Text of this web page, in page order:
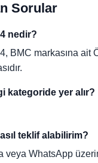
Sorular
nedir?
BMC markasına ait
kategoride yer alır?
teklif alabilirim?
veya WhatsApp